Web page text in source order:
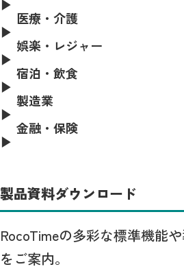
医療・介護
娯楽・レジャー
宿泊・飲食
製造業
金融・保険
製品資料ダウンロード
RocoTimeの多彩な標準機能
をご案内。